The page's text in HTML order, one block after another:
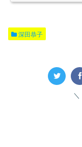
取得を報告❗...
深田恭子